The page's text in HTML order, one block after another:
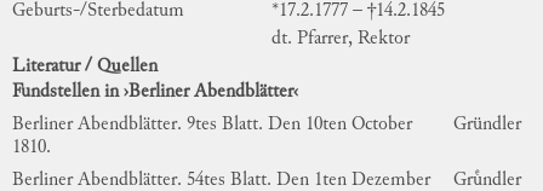
Geburts-/Sterbedatum
*17.2.1777 – †14.2.1845
dt. Pfarrer, Rektor
Literatur / Quellen
Fundstellen in ›Berliner Abendblätter‹
Berliner Abendblätter. 9tes Blatt. Den 10ten October
1810.
Gründler
Berliner Abendblätter. 54tes Blatt. Den 1ten Dezember
Gruͤndler